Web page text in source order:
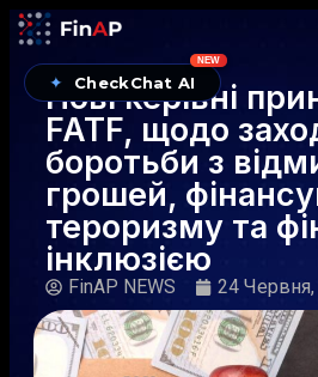
✦ CheckChat AI
NEW
Нові керівні
FATF, щодо
боротьби з
грошей,
тероризму та
інклюзією
FinAP NEWS 24 Червня,